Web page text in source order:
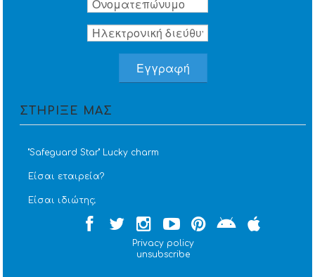
ΣΤΗΡΙΞΕ ΜΑΣ
''Safeguard Star'' Lucky charm
Είσαι εταιρεία?
Είσαι ιδιώτης;
Privacy policy
unsubscribe